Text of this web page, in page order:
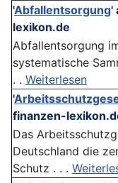
'Abfallentsorgung'
lexikon.de
Abfallentsorgung
systematische
. . Weiterlesen
'
finanzen-
Das
Deutschland die
Schutz . . .